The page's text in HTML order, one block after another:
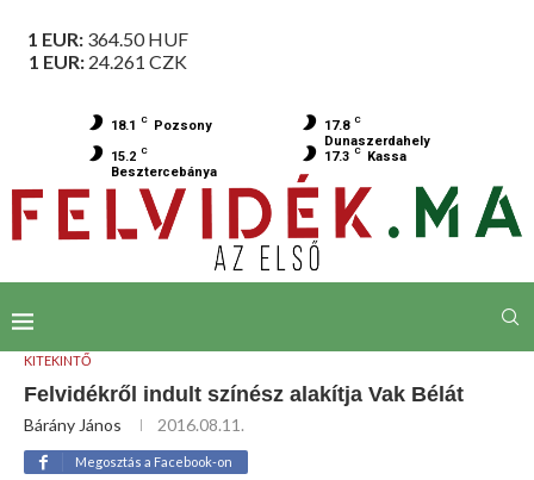
1 EUR: 364.50HUF
1 EUR: 24.261 CZK
18.1 C Pozsony 17.8 C
Dunaszerdahely
15.2 C
Besztercebánya
17.3 C Kassa
KITEKINTŐ
Felvidékről indult színész alakítja Vak Bélát
Bárány János 2016.08.11.
Megosztás a Facebook-on